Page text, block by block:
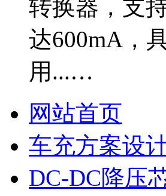
转换器，支
达600mA，
用...…
网站首页
车充方案设
DC-DC降压